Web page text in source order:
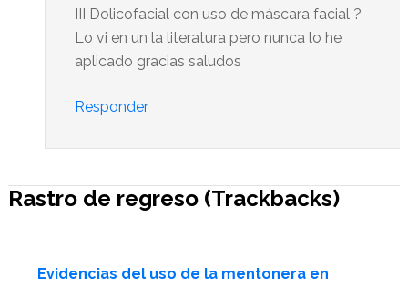
III Dolicofacial con uso de máscara facial ?
Lo vi en un la literatura pero nunca lo he
aplicado gracias saludos
Responder
Rastro de regreso (Trackbacks)
Evidencias del uso de la mentonera en